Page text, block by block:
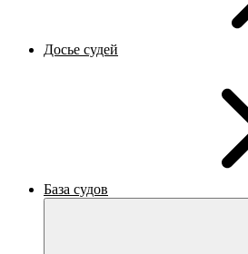
Досье судей
База судов